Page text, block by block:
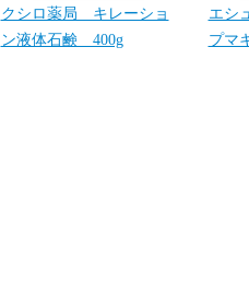
クシロ薬局 キレーショ
ン液体石鹸 400g
エシ
プマ